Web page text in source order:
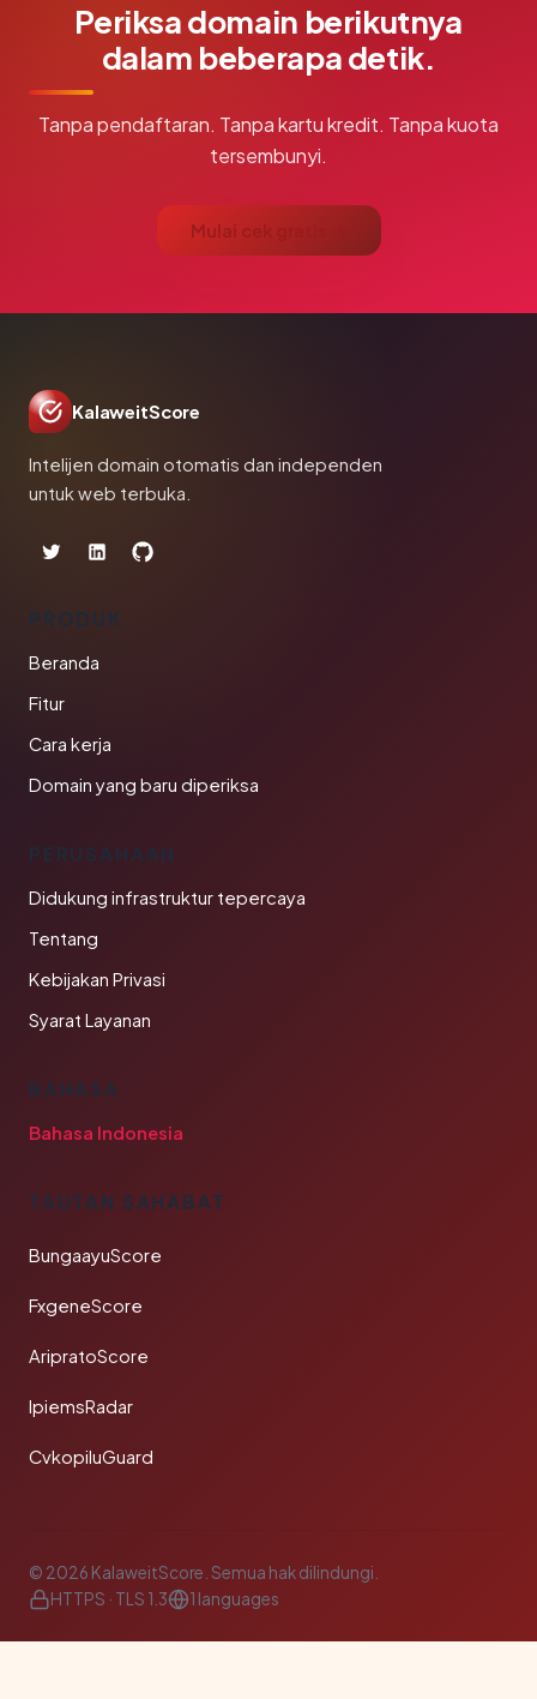
Periksa domain berikutnya
dalam beberapa detik.
Tanpa pendaftaran. Tanpa kartu kredit. Tanpa kuota
tersembunyi.
Mulai cek gratis →
KalaweitScore
Intelijen domain otomatis dan independen
untuk web terbuka.
PRODUK
Beranda
Fitur
Cara kerja
Domain yang baru diperiksa
PERUSAHAAN
Didukung infrastruktur tepercaya
Tentang
Kebijakan Privasi
Syarat Layanan
BAHASA
Bahasa Indonesia
TAUTAN SAHABAT
BungaayuScore
FxgeneScore
AripratoScore
IpiemsRadar
CvkopiluGuard
© 2026 KalaweitScore. Semua hak dilindungi.
HTTPS · TLS 1.3
1 languages